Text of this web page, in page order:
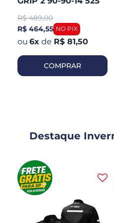
Dianteiro
R$ 489,00
R$ 464,55
6x de R$ 81,50
COMPRAR
Destaque